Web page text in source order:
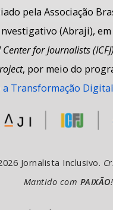
pela Associação
(Abraji),
for Journalists (ICFJ)
, por meio do
a Transformação
Jornalista Inclusivo.
Mantido com PAIXÃO!